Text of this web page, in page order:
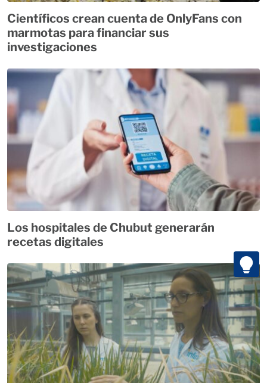
Científicos crean cuenta de OnlyFans con
marmotas para financiar sus
investigaciones
Los hospitales de Chubut generarán
recetas digitales